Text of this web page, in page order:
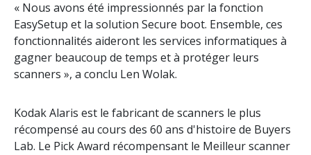
« Nous avons été impressionnés par la fonction
EasySetup et la solution Secure boot. Ensemble, ces
fonctionnalités aideront les services informatiques à
gagner beaucoup de temps et à protéger leurs
scanners », a conclu Len Wolak.
Kodak Alaris est le fabricant de scanners le plus
récompensé au cours des 60 ans d'histoire de Buyers
Lab. Le Pick Award récompensant le Meilleur scanner